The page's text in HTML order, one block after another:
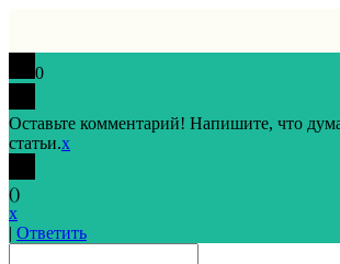
0
Оставьте комментарий! Напишите, что
статьи.x
()
x
| Ответить